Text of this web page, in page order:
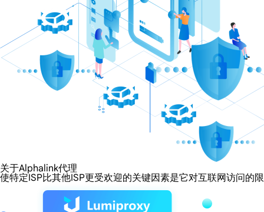
关于Alphalink代理
使特定ISP比其他ISP更受欢迎的关键因素是它对互联网访问